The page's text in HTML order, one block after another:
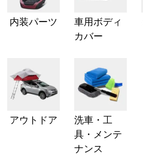
内装パーツ
車用ボディ
カバー
アウトドア
洗車・工
具・メンテ
ナンス